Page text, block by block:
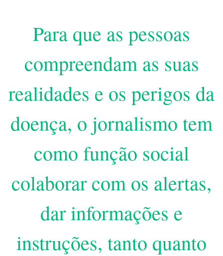
Para que as pessoas
compreendam as suas
realidades e os perigos da
doença, o jornalismo tem
como função social
colaborar com os alertas,
dar informações e
instruções, tanto quanto